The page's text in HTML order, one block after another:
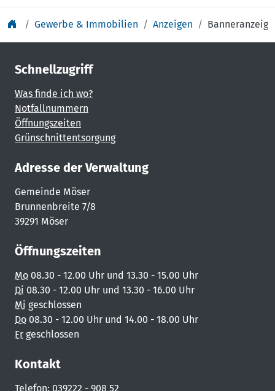
Gewerbe & Immobilien Anzeigen
Schnellzugriff
Was finde ich wo?
Notfallnummern
Öffnungszeiten
Grünschnittentsorgung
Adresse der Verwaltung
Gemeinde Möser
Brunnenbreite 7/8
39291 Möser
Öffnungszeiten
Mo 08.30 - 12.00 Uhr und 13.30 - 15.00 Uhr
Di 08.30 - 12.00 Uhr und 13.30 - 16.00 Uhr
Mi geschlossen
Do 08.30 - 12.00 Uhr und 14.00 - 18.00 Uhr
Fr geschlossen
Kontakt
Telefon: 039222 - 908 52